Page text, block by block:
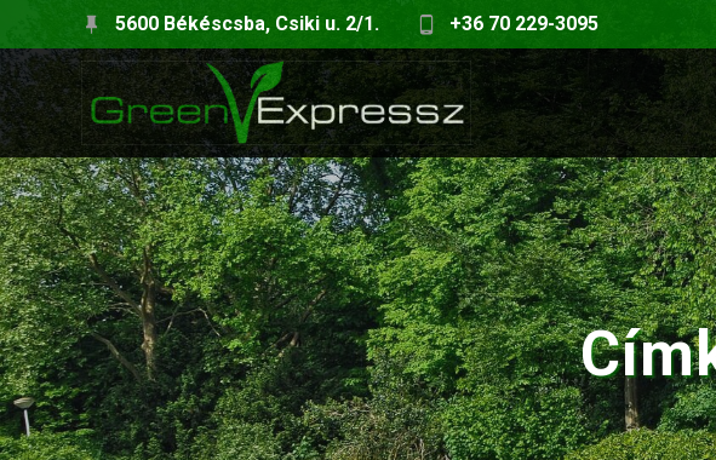
to
content
5600 Békéscsba, Csiki u. 2/1. +36 70 229-3095